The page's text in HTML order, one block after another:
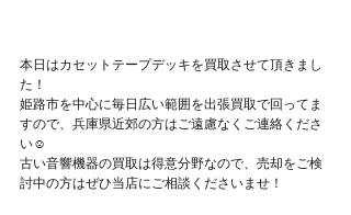
本日はカセットテープデッキを買取させて頂きまし
た！
姫路市を中心に毎日広い範囲を出張買取で回ってま
すので、兵庫県近郊の方はご遠慮なくご連絡くださ
い☺
古い音響機器の買取は得意分野なので、売却をご検
討中の方はぜひ当店にご相談くださいませ！